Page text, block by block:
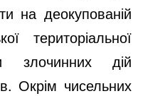
на деокупованій
територіальної
злочинних дій
Окрім чисельних